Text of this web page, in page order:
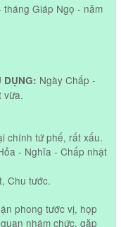
Giáp Ngọ - năm
DỤNG: Ngày Chấp -
vừa.
chính tứ phế, rất xấu.
- Nghĩa - Chấp nhật
Chu tước.
phong tước vị, họp
nhậm chức, gặp